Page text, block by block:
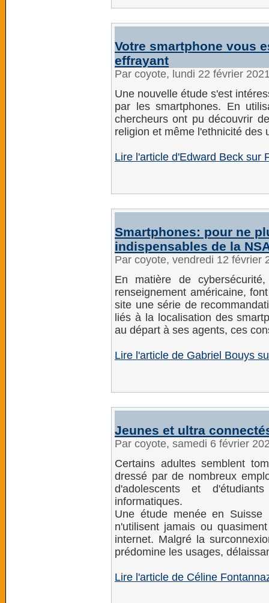
Votre smartphone vous
effrayant
Par coyote, lundi 22 février
Une nouvelle étude s'est
par les smartphones. En
chercheurs ont pu découvrir
religion et même l'ethnicité des
Lire l'article d'Edward Beck sur
Smartphones: pour ne
indispensables de la
Par coyote, vendredi 12 février
En matière de
renseignement américaine,
site une série de
liés à la localisation des
au départ à ses agents, ces
Lire l'article de Gabriel Bouys
Jeunes et ultra
Par coyote, samedi 6 février
Certains adultes semblent
dressé par de nombreux
d'adolescents et
informatiques.
Une étude menée en
n'utilisent jamais ou
internet. Malgré la
prédomine les usages,
Lire l'article de Céline